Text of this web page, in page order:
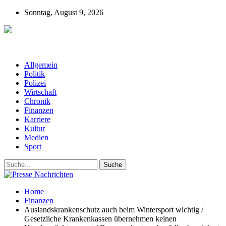
Sonntag, August 9, 2026
Allgemein
Politik
Polizei
Wirtschaft
Chronik
Finanzen
Karriere
Kultur
Medien
Sport
Home
Finanzen
Auslandskrankenschutz auch beim Wintersport wichtig /
Gesetzliche Krankenkassen übernehmen keinen